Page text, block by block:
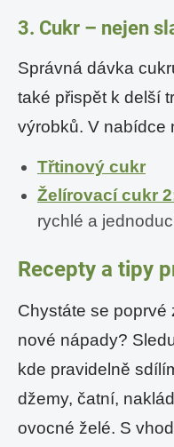
3. Cukr – nejen
Správná dávka
také přispět k delší
výrobků. V nabídce
Třtinový cukr
Želírovací cukr
rychlé a
Recepty a tipy
Chystáte se poprvé
nové nápady?
kde pravidelně
džemy, čatní,
ovocné želé. S